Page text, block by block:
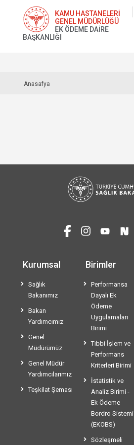
KAMU HASTANELERİ
GENEL MÜDÜRLÜĞÜ
EK ÖDEME DAİRE
BAŞKANLIĞI
Anasafya
Kurumsal
Sağlık
Bakanımız
Bakan
Yardımcımız
Genel
Müdürümüz
Genel Müdür
Yardımcılarımız
Teşkilat Şeması
Birimler
Performansa
Dayalı Ek
Ödeme
Uygulamaları
Birimi
Tıbbi İşlem ve
Performans
Kriterleri Birimi
İstatistik ve
Analiz Birimi -
Ek Ödeme
Bordro Sistemi
(EKOBS)
Sözleşmeli